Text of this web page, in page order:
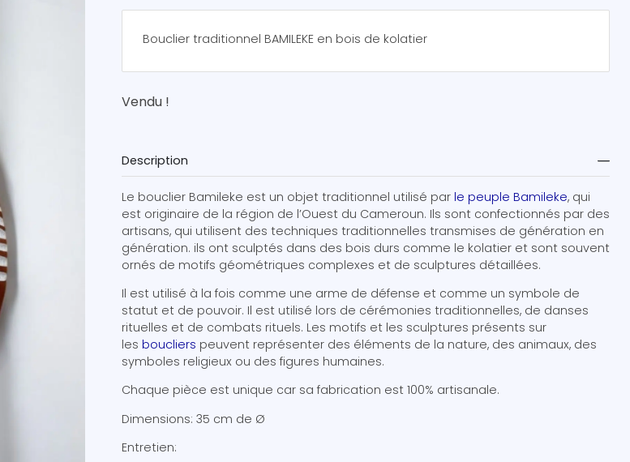
Bouclier traditionnel BAMILEKE en bois de kolatier
Vendu !
Description
Le bouclier Bamileke est un objet traditionnel utilisé par le peuple Bamileke, qui
est originaire de la région de l’Ouest du Cameroun. Ils sont confectionnés par des
artisans, qui utilisent des techniques traditionnelles transmises de génération en
génération. ils ont sculptés dans des bois durs comme le kolatier et sont souvent
ornés de motifs géométriques complexes et de sculptures détaillées.
Il est utilisé à la fois comme une arme de défense et comme un symbole de
statut et de pouvoir. Il est utilisé lors de cérémonies traditionnelles, de danses
rituelles et de combats rituels. Les motifs et les sculptures présents sur
les boucliers peuvent représenter des éléments de la nature, des animaux, des
symboles religieux ou des figures humaines.
Chaque pièce est unique car sa fabrication est 100% artisanale.
Dimensions: 35 cm de Ø
Entretien: